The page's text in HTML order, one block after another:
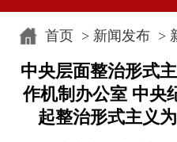
首页> 新闻发布>
中央层面整治形式
作机制办公室 中央
起整治形式主义